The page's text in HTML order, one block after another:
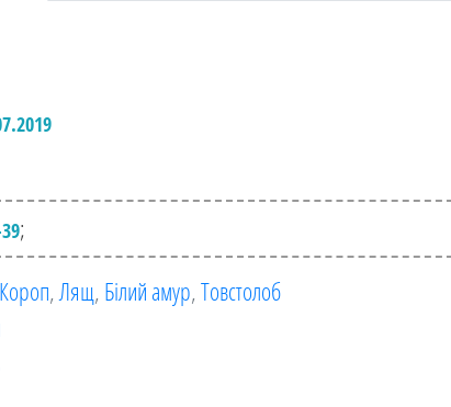
;
Короп,Лящ,Білий амур,Товстолоб